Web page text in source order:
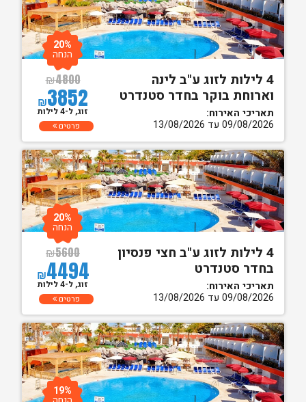
4 לילות לזוג ע"ב לינה
וארוחת בוקר בחדר סטנדרט
תאריכי האירוח:
09/08/2026 עד 13/08/2026
₪4800
₪3852
20%
הנחה
זוג, ל-4 לילות
פרטים
4 לילות לזוג ע"ב חצי פנסיון
בחדר סטנדרט
תאריכי האירוח:
09/08/2026 עד 13/08/2026
₪5600
₪4494
20%
הנחה
זוג, ל-4 לילות
פרטים
19%